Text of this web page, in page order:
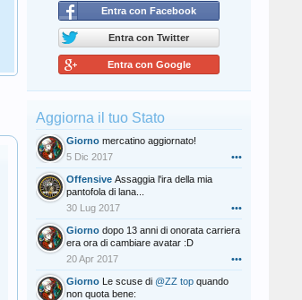
Entra con Facebook
Entra con Twitter
Entra con Google
Aggiorna il tuo Stato
Giorno mercatino aggiornato!
5 Dic 2017
•••
Offensive Assaggia l'ira della mia
pantofola di lana...
30 Lug 2017
•••
Giorno dopo 13 anni di onorata carriera
era ora di cambiare avatar :D
20 Apr 2017
•••
Giorno Le scuse di @ZZ top quando
non quota bene: